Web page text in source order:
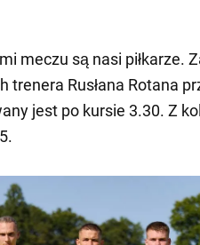
meczu są nasi piłkarze.
trenera Rusłana Rotana
jest po kursie 3.30. Z